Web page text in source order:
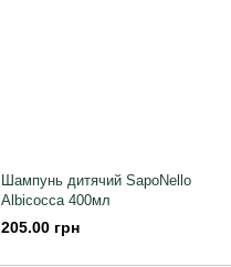
Шампунь дитячий SapoNello
Albicocca 400мл
205.00 грн